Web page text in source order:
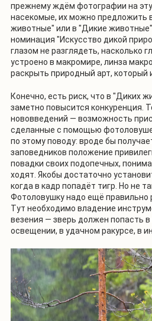
прежнему ждём фотографии на эту
насекомые, их можно предложить
животные" или в "Дикие
номинация "Искусство дикой
глазом не разглядеть, насколько
устроено в макромире, линза
раскрыть природный арт, который
Конечно, есть риск, что в "Диких
заметно повысится конкуренция.
нововведений — возможность
сделанные с помощью
по этому поводу: вроде бы
заповедников положение
повадки своих подопечных,
ходят. Якобы достаточно
когда в кадр попадёт тигр. Но не
Фотоловушку надо ещё правильно
Тут необходимо владение
везения — зверь должен попасть
освещении, в удачном ракурсе, в